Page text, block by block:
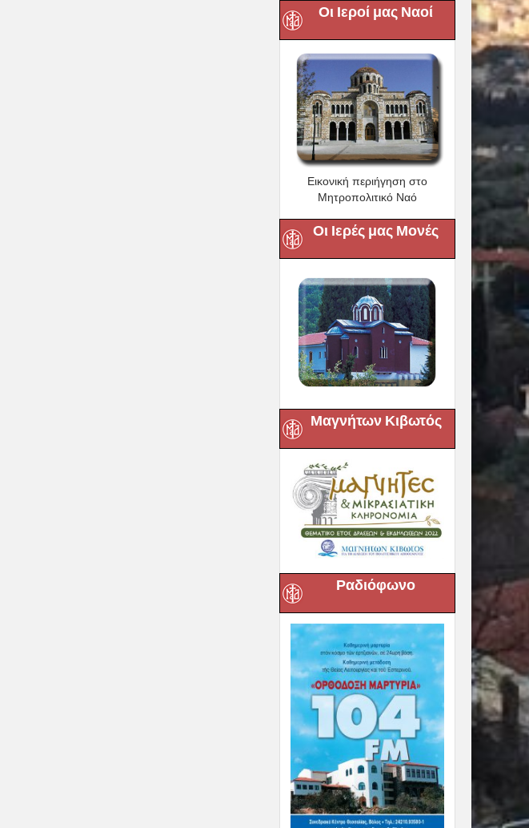
Οι Ιεροί μας Ναοί
Εικονική περιήγηση στο
Μητροπολιτικό Ναό
Οι Ιερές μας Μονές
Μαγνήτων Κιβωτός
Ραδιόφωνο